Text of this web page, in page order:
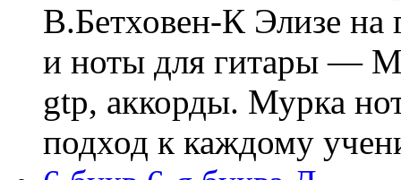
В.Бетховен-К Элизе на
и ноты для гитары —
gtp, аккорды. Мурка
подход к каждому